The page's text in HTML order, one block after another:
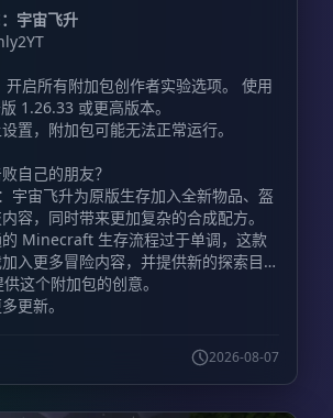
宇宙飞升
开启所有附加包创作者实验选项。 使用
1.26.33 或更高版本。
置，附加包可能无法正常运行。
自己的朋友？
宇宙飞升为原版生存加入全新物品、盔
容，同时带来更加复杂的合成配方。
Minecraft 生存流程过于单调，这款
入更多冒险内容，并提供新的探索目
这个附加包的创意。
更新。
2026-08-07